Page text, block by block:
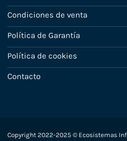
Condiciones de venta
Política de Garantía
Política de cookies
Contacto
Copyright 2022-2025 © Ecosistemas